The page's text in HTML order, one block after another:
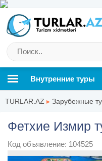
Внутренние туры
TURLAR.AZ ▸ Зарубежные
Фетхие Измир
Код объявление: 104525